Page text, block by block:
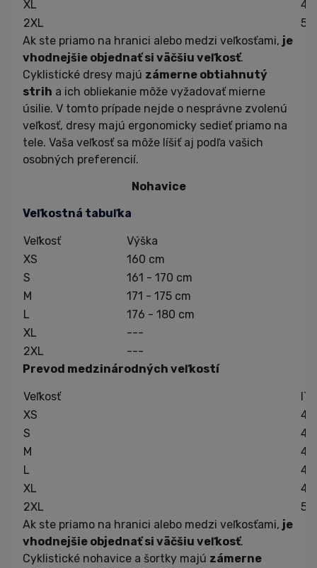
XL
48
2XL
50
Ak ste priamo na hranici alebo medzi veľkosťami, je
vhodnejšie objednať si väčšiu veľkosť.
Cyklistické dresy majú zámerne obtiahnutý
strih a ich obliekanie môže vyžadovať mierne
úsilie. V tomto prípade nejde o nesprávne zvolenú
veľkosť, dresy majú ergonomicky sedieť priamo na
tele. Vaša veľkosť sa môže líšiť aj podľa vašich
osobných preferencií.
Nohavice
Veľkostná tabuľka
Veľkosť Výška
XS
160 cm
S
161 - 170 cm
M
171 - 175 cm
L
176 - 180 cm
XL
---
2XL
---
Prevod medzinárodných veľkostí
Veľkosť
IT
XS
40
S
42
M
44
L
46
XL
48
2XL
50
Ak ste priamo na hranici alebo medzi veľkosťami, je
vhodnejšie objednať si väčšiu veľkosť.
Cyklistické nohavice a šortky majú zámerne